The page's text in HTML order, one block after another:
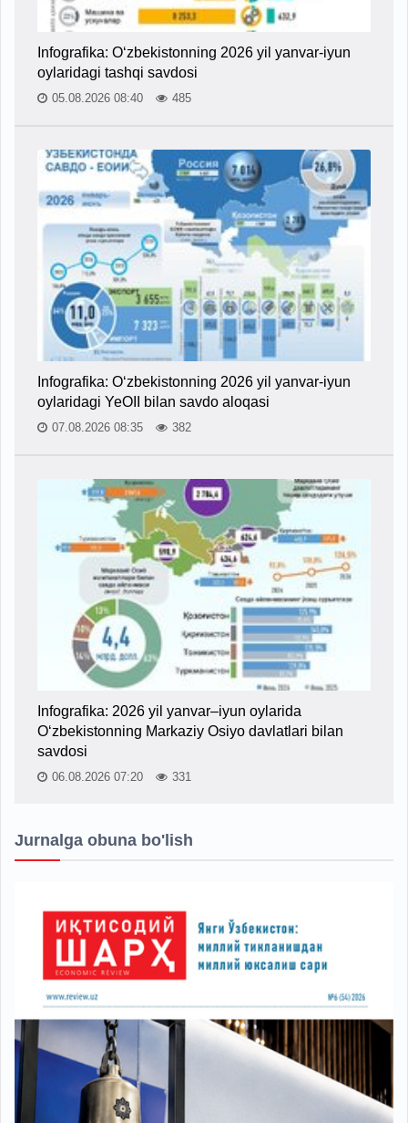
Infografika: O‘zbekistonning 2026 yil yanvar-iyun
oylaridagi tashqi savdosi
05.08.2026 08:40 485
Infografika: O‘zbekistonning 2026 yil yanvar-iyun
oylaridagi YeOII bilan savdo aloqasi
07.08.2026 08:35 382
Infografika: 2026 yil yanvar–iyun oylarida
O‘zbekistonning Markaziy Osiyo davlatlari bilan
savdosi
06.08.2026 07:20 331
Jurnalga obuna bo'lish